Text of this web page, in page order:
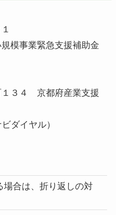
１
模事業緊急支援補助金
１３４ 京都府産業支援
ダイヤル）
合は、折り返しの対